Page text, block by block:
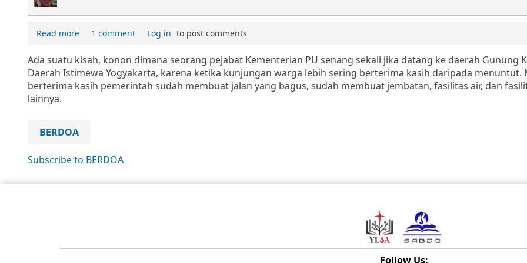
Read more 1 comment Log in to post comments
Ada suatu kisah, konon dimana seorang pejabat Kementerian PU senang sekali jika datang ke daerah Gunung
Daerah Istimewa Yogyakarta, karena ketika kunjungan warga lebih sering berterima kasih daripada menuntut.
berterima kasih pemerintah sudah membuat jalan yang bagus, sudah membuat jembatan, fasilitas air, dan
lainnya.
BERDOA
Subscribe to BERDOA
Follow Us: